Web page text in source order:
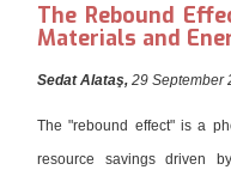
The Rebound
Materials and
Sedat Alataş, 29 September
The "rebound effect" is a
resource savings driven